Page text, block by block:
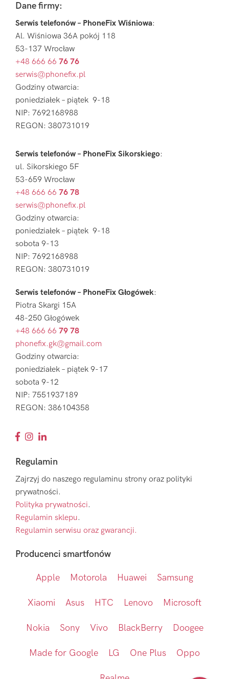
FooterDane firmy:
Serwis telefonów – PhoneFix Wiśniowa:
Al. Wiśniowa 36A pokój 118
53-137 Wrocław
+48 666 66 76 76
serwis@phonefix.pl
Godziny otwarcia:
poniedziałek – piątek 9-18
NIP: 7692168988
REGON: 380731019
Serwis telefonów – PhoneFix Sikorskiego:
ul. Sikorskiego 5F
53-659 Wrocław
+48 666 66 76 78
serwis@phonefix.pl
Godziny otwarcia:
poniedziałek – piątek 9-18
sobota 9-13
NIP: 7692168988
REGON: 380731019
Serwis telefonów – PhoneFix Głogówek:
Piotra Skargi 15A
48-250 Głogówek
+48 666 66 79 78
phonefix.gk@gmail.com
Godziny otwarcia:
poniedziałek – piątek 9-17
sobota 9-12
NIP: 7551937189
REGON: 386104358
Regulamin
Zajrzyj do naszego regulaminu strony oraz polityki
prywatności.
Polityka prywatności.
Regulamin sklepu.
Regulamin serwisu oraz gwarancji.
Producenci smartfonów
Apple Motorola Huawei Samsung
Xiaomi Asus HTC Lenovo Microsoft
Nokia Sony Vivo BlackBerry Doogee
Made for Google LG One Plus Oppo